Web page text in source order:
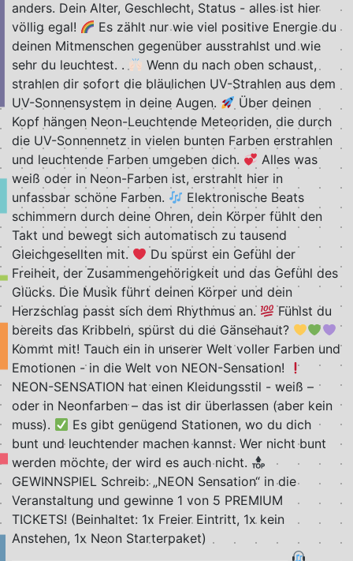
anders. Dein Alter, Geschlecht, Status - alles ist hier
völlig egal!
Es zählt nur wie viel positive Energie du
deinen Mitmenschen gegenüber ausstrahlst und wie
sehr du leuchtest. .
Wenn du nach oben schaust,
strahlen dir sofort die bläulichen UV-Strahlen aus dem
UV-Sonnensystem in deine Augen.
Über deinen
Kopf hängen Neon-Leuchtende Meteoriden, die durch
die UV-Sonnennetz in vielen bunten Farben erstrahlen
und leuchtende Farben umgeben dich.
Alles was
weiß oder in Neon-Farben ist, erstrahlt hier in
unfassbar schöne Farben.
Elektronische Beats
schimmern durch deine Ohren, dein Körper fühlt den
Takt und bewegt sich automatisch zu tausend
Gleichgesellten mit.
Du spürst ein Gefühl der
Freiheit, der Zusammengehörigkeit und das Gefühl des
Glücks. Die Musik führt deinen Körper und dein
Herzschlag passt sich dem Rhythmus an.
Fühlst du
bereits das Kribbeln, spürst du die Gänsehaut?
Kommt mit! Tauch ein in unserer Welt voller Farben und
Emotionen - in die Welt von NEON-Sensation!
NEON-SENSATION hat einen Kleidungsstil - weiß –
oder in Neonfarben – das ist dir überlassen (aber kein
muss).
Es gibt genügend Stationen, wo du dich
bunt und leuchtender machen kannst. Wer nicht bunt
werden möchte, der wird es auch nicht.
GEWINNSPIEL Schreib: „NEON Sensation“ in die
Veranstaltung und gewinne 1 von 5 PREMIUM
TICKETS! (Beinhaltet: 1x Freier Eintritt, 1x kein
Anstehen, 1x Neon Starterpaket)